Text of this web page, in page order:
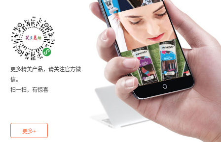
更多精美产品，请关注官方微
信。
扫一扫，有惊喜
更多+